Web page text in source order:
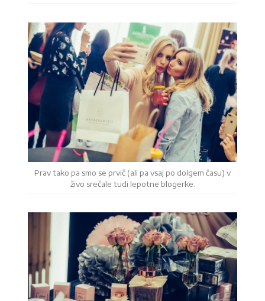
Prav tako pa smo se prvič (ali pa vsaj po dolgem času) v
živo srečale tudi lepotne blogerke.